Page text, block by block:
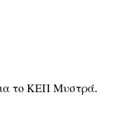
το ΚΕΠ Μυστρά.